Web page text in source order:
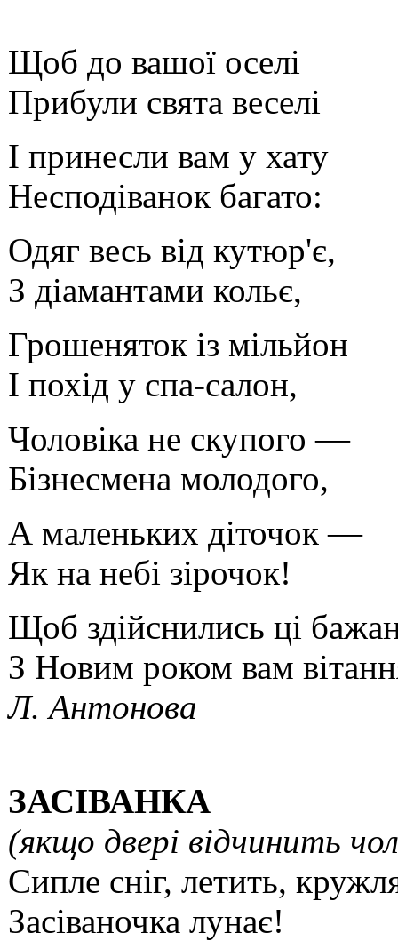
Щоб до вашої оселі
Прибули свята веселі
І принесли вам у хату
Несподіванок багато:
Одяг весь від кутюр'є,
З діамантами кольє,
Грошеняток із мільйон
І похід у спа-салон,
Чоловіка не скупого —
Бізнесмена молодого,
А маленьких діточок —
Як на небі зірочок!
Щоб здійснились ці
З Новим роком вам
Л. Антонова
ЗАСІВАНКА
(якщо двері відчинить
Сипле сніг, летить,
Засіваночка лунає!